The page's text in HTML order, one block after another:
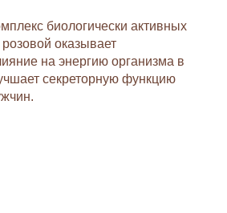
биологически активных
оказывает
на энергию организма в
секреторную функцию